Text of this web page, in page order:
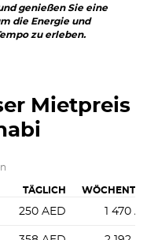
genießen Sie eine
die Energie und
zu erleben.
Mietpreis
TÄGLICH
250 AED 1 470